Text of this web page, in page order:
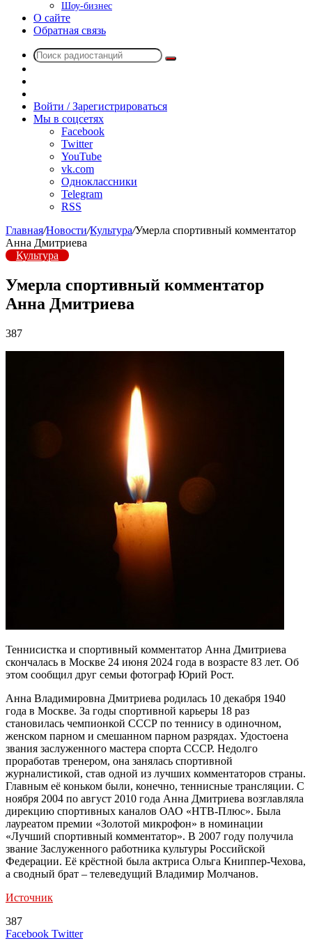
Шоу-бизнес
О сайте
Обратная связь
Поиск
радио
Войти / Зарегистрироваться
Мы в соцсетях
Facebook
Twitter
YouTube
vk.com
Одноклассники
Telegram
RSS
Главная/Новости/Культура/Умерла спортивный комментатор
Анна Дмитриева
Культура
Умерла спортивный комментатор
Анна Дмитриева
387
Теннисистка и спортивный комментатор Анна Дмитриева
скончалась в Москве 24 июня 2024 года в возрасте 83 лет. Об
этом сообщил друг семьи фотограф Юрий Рост.
Анна Владимировна Дмитриева родилась 10 декабря 1940
года в Москве. За годы спортивной карьеры 18 раз
становилась чемпионкой СССР по теннису в одиночном,
женском парном и смешанном парном разрядах. Удостоена
звания заслуженного мастера спорта СССР. Недолго
проработав тренером, она занялась спортивной
журналистикой, став одной из лучших комментаторов страны.
Главным её коньком были, конечно, теннисные трансляции. С
ноября 2004 по август 2010 года Анна Дмитриева возглавляла
дирекцию спортивных каналов ОАО «НТВ-Плюс». Была
лауреатом премии «Золотой микрофон» в номинации
«Лучший спортивный комментатор». В 2007 году получила
звание Заслуженного работника культуры Российской
Федерации. Её крёстной была актриса Ольга Книппер-Чехова,
а сводный брат – телеведущий Владимир Молчанов.
Источник
387
Facebook TwitterLinkedIn
Tumblr
Reddit
Вконтакте
Одноклассники
Skype
Messenger
Messenger
WhatsApp
Telegram
Viber
Line
Поделиться
Печатать